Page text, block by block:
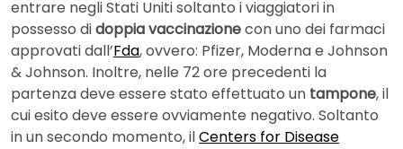
entrare negli Stati Uniti soltanto i viaggiatori in
possesso didoppia vaccinazionecon uno dei farmaci
approvati dall’Fda, ovvero: Pfizer, Moderna e Johnson
& Johnson. Inoltre, nelle 72 ore precedenti la
partenza deve essere stato effettuato un tampone, il
cui esito deve essere ovviamente negativo. Soltanto
in un secondo momento, ilCenters for Disease